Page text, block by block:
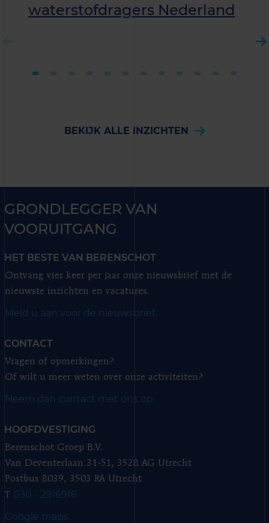
waterstofdragers Nederland
BEKIJK ALLE INZICHTEN
GRONDLEGGER VAN
VOORUITGANG
HET BESTE VAN BERENSCHOT
Ontvang vier keer per jaar onze nieuwsbrief met de
nieuwste inzichten en vacatures.
Meld u aan voor de nieuwsbrief.
CONTACT
Vragen of opmerkingen?
Of wilt u meer weten over onze activiteiten?
Neem dan contact met ons op.
HOOFDVESTIGING
Berenschot Groep B.V.
Van Deventerlaan 31-51, 3528 AG Utrecht
Postbus 8039, 3503 RA Utrecht
T 030 - 2916916
Google maps